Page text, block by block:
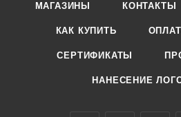
МАГАЗИНЫ КОНТАКТЫ
КАК КУПИТЬ
СЕРТИФИКАТЫ
НАНЕСЕНИЕ